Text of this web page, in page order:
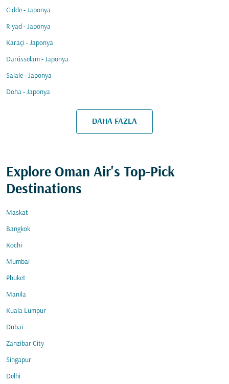
Cidde - Japonya
Riyad - Japonya
Karaçi - Japonya
Darüsselam - Japonya
Salale - Japonya
Doha - Japonya
DAHA FAZLA
Explore Oman Air's Top-Pick
Destinations
Maskat
Bangkok
Kochi
Mumbai
Phuket
Manila
Kuala Lumpur
Dubai
Zanzibar City
Singapur
Delhi